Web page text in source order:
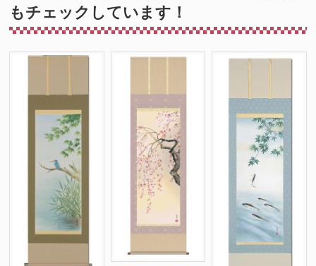
もチェックしています！